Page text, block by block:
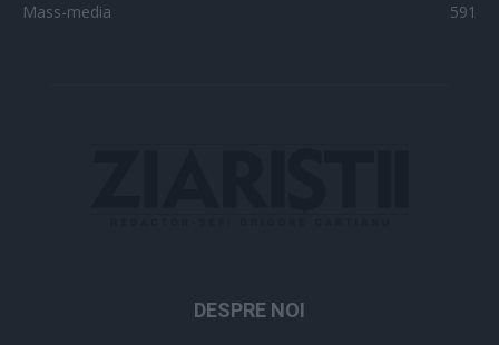
Mass-media
591
DESPRE NOI